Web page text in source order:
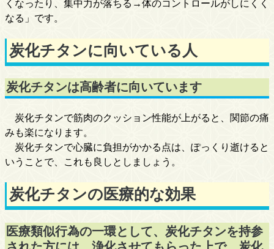
くなったり、集中力が落ちる→体のコントロールがしにくく
なる」です。
炭化チタンに向いている人
炭化チタンは高齢者に向いています
炭化チタンで筋肉のクッション性能が上がると、関節の痛
みも楽になります。
炭化チタンで心臓に負担がかかる点は、ぽっくり逝けると
いうことで、これも良しとしましょう。
炭化チタンの医療的な効果
医療類似行為の一環として、炭化チタンを持参